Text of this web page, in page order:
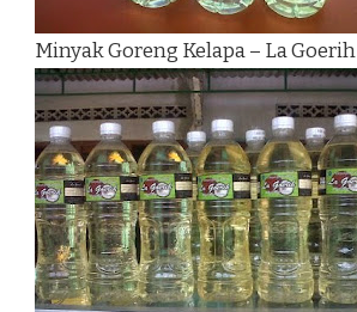
Minyak Goreng Kelapa – La Goerih